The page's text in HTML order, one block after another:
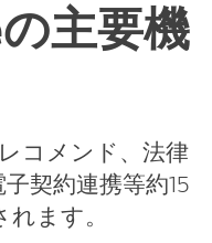
主要機
コメンド、法律
契約連携等約15
ます。